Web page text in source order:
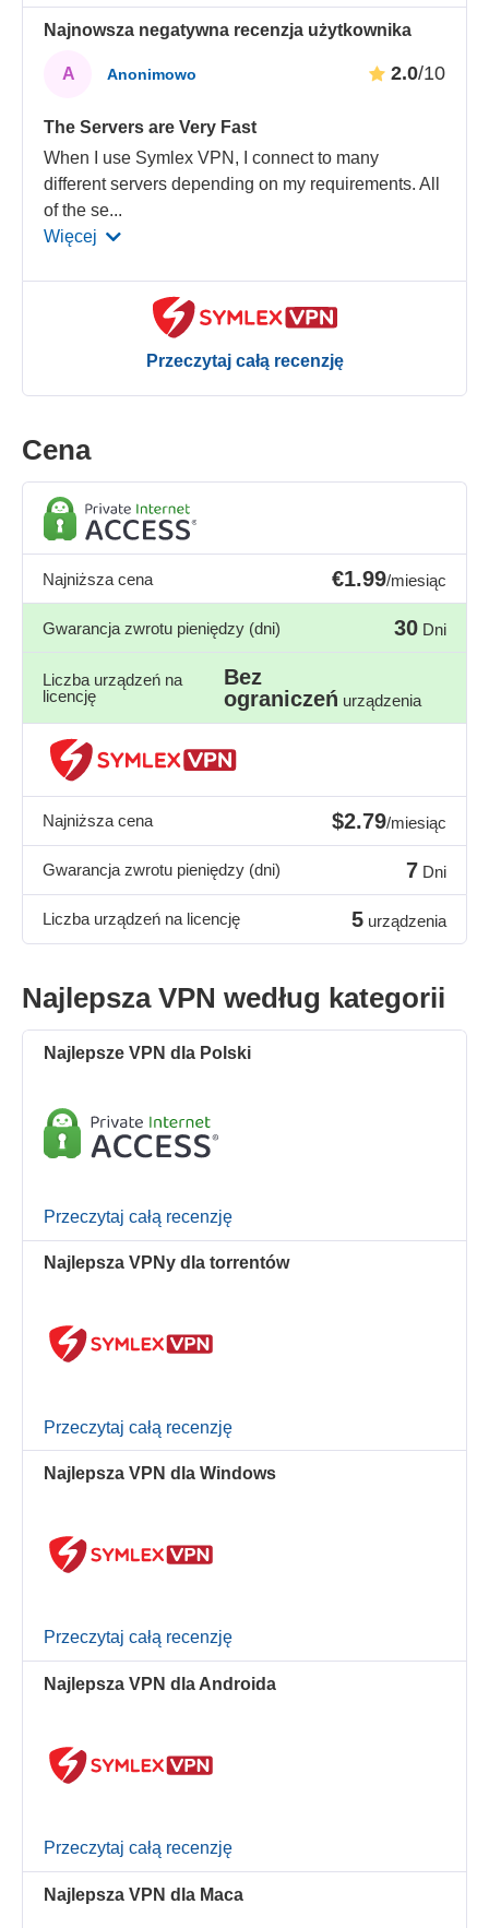
Najnowsza negatywna recenzja użytkownika
A Anonimowo 2.0/10
The Servers are Very Fast
When I use Symlex VPN, I connect to many
different servers depending on my requirements. All
of the se...
Więcej
Przeczytaj całą recenzję
Cena
Najniższa cena €1.99/miesiąc
Gwarancja zwrotu pieniędzy (dni) 30 Dni
Liczba urządzeń na
licencję
Bez
ograniczeń urządzenia
Najniższa cena $2.79/miesiąc
Gwarancja zwrotu pieniędzy (dni) 7 Dni
Liczba urządzeń na licencję 5 urządzenia
Najlepsza VPN według kategorii
Najlepsze VPN dla Polski
Przeczytaj całą recenzję
Najlepsza VPNy dla torrentów
Przeczytaj całą recenzję
Najlepsza VPN dla Windows
Przeczytaj całą recenzję
Najlepsza VPN dla Androida
Przeczytaj całą recenzję
Najlepsza VPN dla Maca